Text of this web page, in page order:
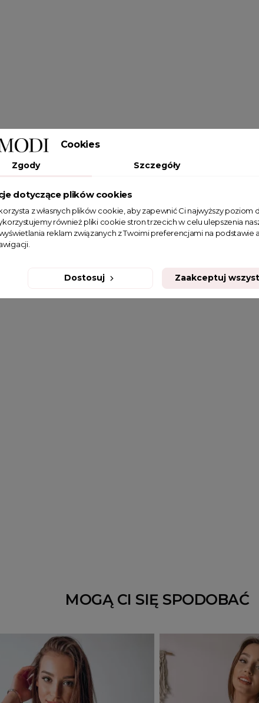
MOGĄ CI SIĘ SPODOBAĆ
Cookies
Zgody Szczegóły
dotyczące plików cookies
z własnych plików cookie, aby zapewnić Ci najwyższy poziom
również pliki cookie stron trzecich w celu ulepszenia
reklam związanych z Twoimi preferencjami na podstawie
Dostosuj Zaakceptuj